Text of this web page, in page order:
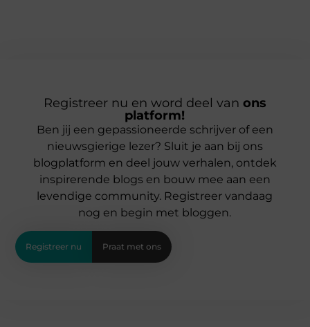
Registreer nu en word deel van ons
platform!
Ben jij een gepassioneerde schrijver of een
nieuwsgierige lezer? Sluit je aan bij ons
blogplatform en deel jouw verhalen, ontdek
inspirerende blogs en bouw mee aan een
levendige community. Registreer vandaag
nog en begin met bloggen.
Registreer nu Praat met ons